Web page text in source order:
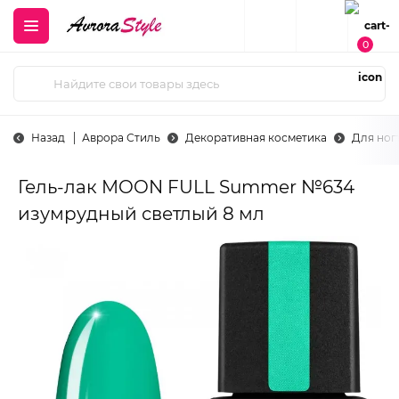
0
Назад Аврора Стиль Декоративная косметика Для
Гель-лак MOON FULL Summer №634
изумрудный светлый 8 мл